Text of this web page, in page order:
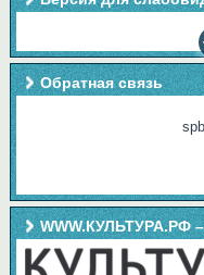
Обратная связь
WWW.КУЛЬТУРА.РФ